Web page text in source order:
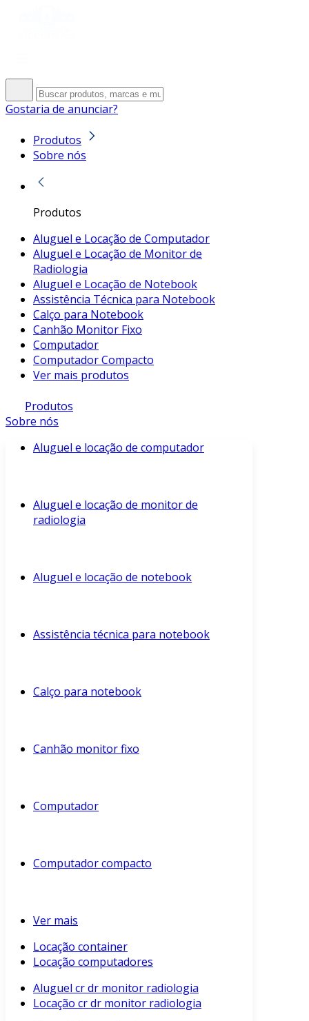
Gostaria de anunciar?
Produtos
Sobre nós
Produtos
Aluguel e Locação de Computador
Aluguel e Locação de Monitor de
Radiologia
Aluguel e Locação de Notebook
Assistência Técnica para Notebook
Calço para Notebook
Canhão Monitor Fixo
Computador
Computador Compacto
Ver mais produtos
Produtos
Sobre nós
Aluguel e locação de computador
Aluguel e locação de monitor de
radiologia
Aluguel e locação de notebook
Assistência técnica para notebook
Calço para notebook
Canhão monitor fixo
Computador
Computador compacto
Ver mais
Locação container
Locação computadores
Aluguel cr dr monitor radiologia
Locação cr dr monitor radiologia